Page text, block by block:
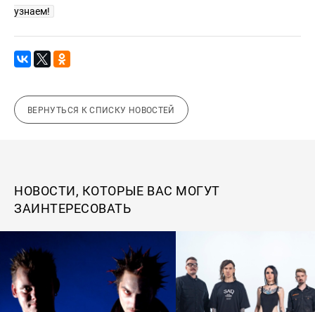
узнаем!
ВЕРНУТЬСЯ К СПИСКУ НОВОСТЕЙ
НОВОСТИ, КОТОРЫЕ ВАС МОГУТ
ЗАИНТЕРЕСОВАТЬ